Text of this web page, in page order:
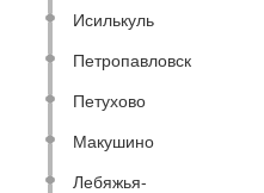
Исилькуль
Петропавловск
Петухово
Макушино
Лебяжья-